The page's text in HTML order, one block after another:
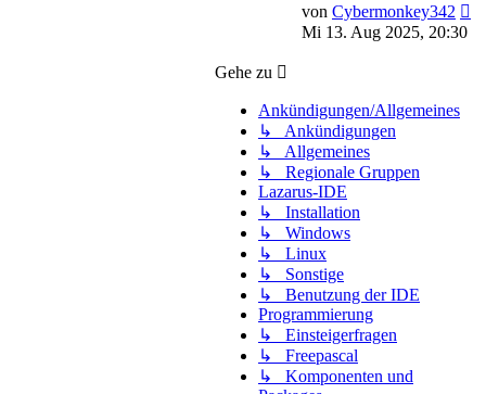
von Cybermonkey342
Mi 13. Aug 2025, 20:30
Gehe zu
Ankündigungen/Allgemeines
↳ Ankündigungen
↳ Allgemeines
↳ Regionale Gruppen
Lazarus-IDE
↳ Installation
↳ Windows
↳ Linux
↳ Sonstige
↳ Benutzung der IDE
Programmierung
↳ Einsteigerfragen
↳ Freepascal
↳ Komponenten und